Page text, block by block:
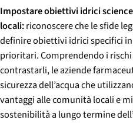
Impostare obiettivi idrici
locali:riconoscere che le sfide
definire obiettivi idrici specifici
prioritari. Comprendendo i
contrastarli, le aziende
sicurezza dell’acqua che
vantaggi alle comunità locali e
sostenibilità a lungo termine